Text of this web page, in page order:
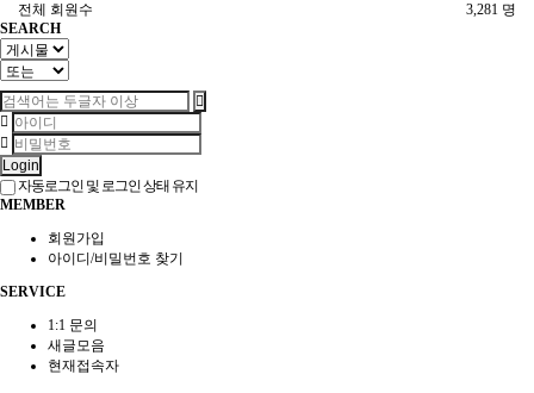
3,281 명
전체 회원수
SEARCH
Login
자동로그인 및 로그인 상태 유지
MEMBER
회원가입
아이디/비밀번호 찾기
SERVICE
1:1 문의
새글모음
현재접속자